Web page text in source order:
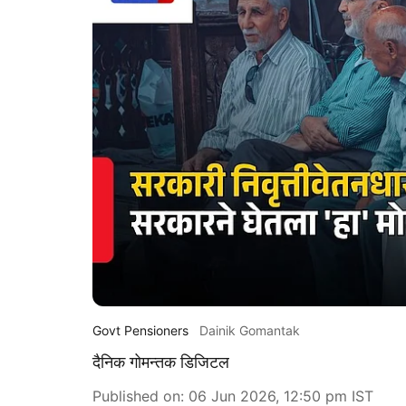
Govt Pensioners Dainik Gomantak
दैनिक गोमन्तक डिजिटल
Published on: 06 Jun 2026, 12:50 pm IST